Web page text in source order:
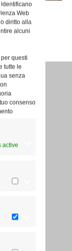
Web
diritto alla
alcuni
questi
tutte le
senza
consenso
active